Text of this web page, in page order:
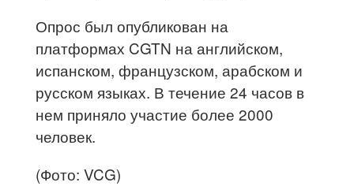
Опрос был опубликован на
платформах CGTN на английском,
испанском, французском, арабском и
русском языках. В течение 24 часов в
нем приняло участие более 2000
человек.
(Фото: VCG)